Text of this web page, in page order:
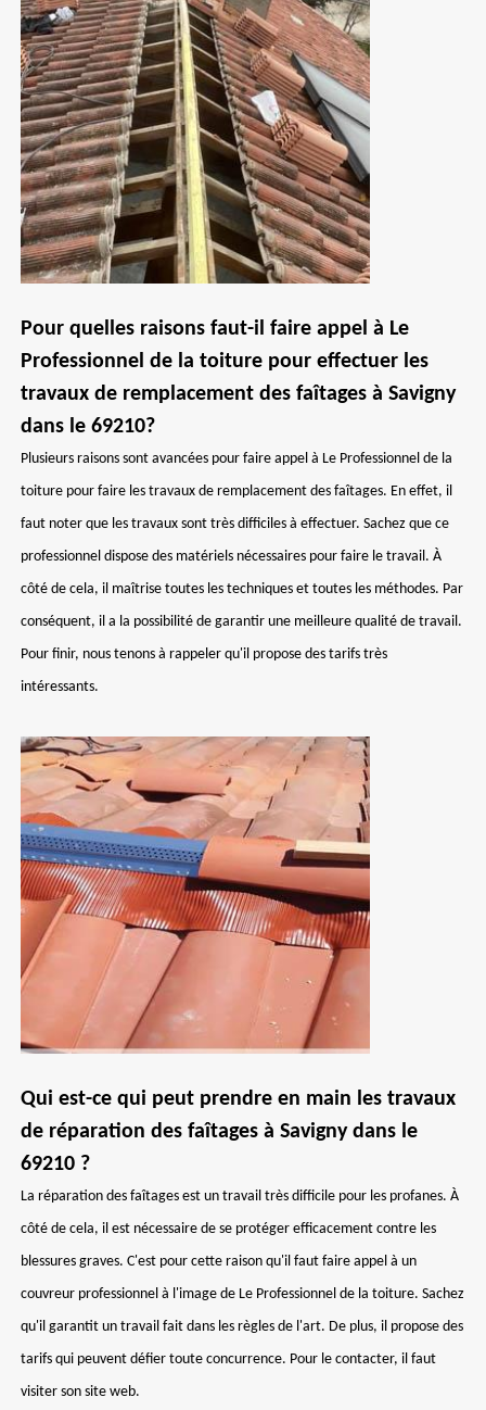
Pour quelles raisons faut-il faire appel à Le
Professionnel de la toiture pour effectuer les
travaux de remplacement des faîtages à Savigny
dans le 69210?
Plusieurs raisons sont avancées pour faire appel à Le Professionnel de la
toiture pour faire les travaux de remplacement des faîtages. En effet, il
faut noter que les travaux sont très difficiles à effectuer. Sachez que ce
professionnel dispose des matériels nécessaires pour faire le travail. À
côté de cela, il maîtrise toutes les techniques et toutes les méthodes. Par
conséquent, il a la possibilité de garantir une meilleure qualité de travail.
Pour finir, nous tenons à rappeler qu'il propose des tarifs très
intéressants.
Qui est-ce qui peut prendre en main les travaux
de réparation des faîtages à Savigny dans le
69210 ?
La réparation des faîtages est un travail très difficile pour les profanes. À
côté de cela, il est nécessaire de se protéger efficacement contre les
blessures graves. C'est pour cette raison qu'il faut faire appel à un
couvreur professionnel à l'image de Le Professionnel de la toiture. Sachez
qu'il garantit un travail fait dans les règles de l'art. De plus, il propose des
tarifs qui peuvent défier toute concurrence. Pour le contacter, il faut
visiter son site web.